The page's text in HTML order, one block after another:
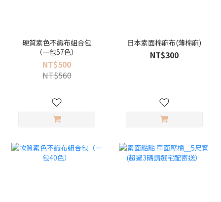
硬質素色不織布組合包
（一包57色）
NT$500
NT$560
日本素面棉麻布(薄棉麻)
NT$300